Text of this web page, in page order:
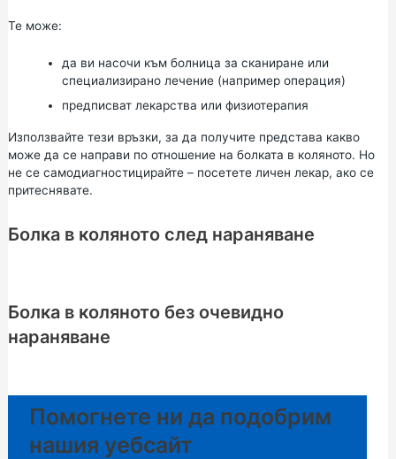
Те може:
да ви насочи към болница за сканиране или
специализирано лечение (например операция)
предписват лекарства или физиотерапия
Използвайте тези връзки, за да получите представа какво
може да се направи по отношение на болката в коляното. Но
не се самодиагностицирайте – посетете личен лекар, ако се
притеснявате.
Болка в коляното след нараняване
Болка в коляното без очевидно
нараняване
Помогнете ни да подобрим
нашия уебсайт